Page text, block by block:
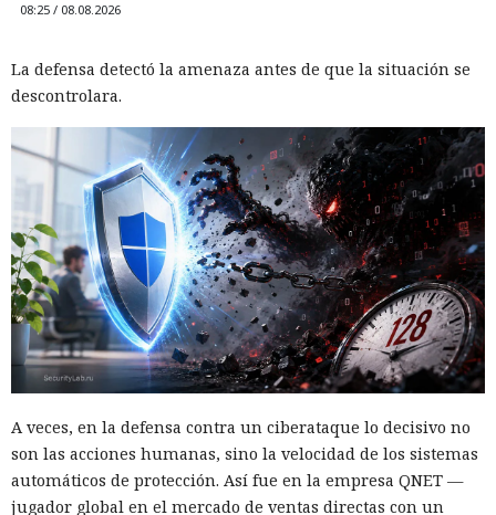
08:25 / 08.08.2026
La defensa detectó la amenaza antes de que la situación se
descontrolara.
A veces, en la defensa contra un ciberataque lo decisivo no
son las acciones humanas, sino la velocidad de los sistemas
automáticos de protección. Así fue en la empresa QNET —
jugador global en el mercado de ventas directas con un